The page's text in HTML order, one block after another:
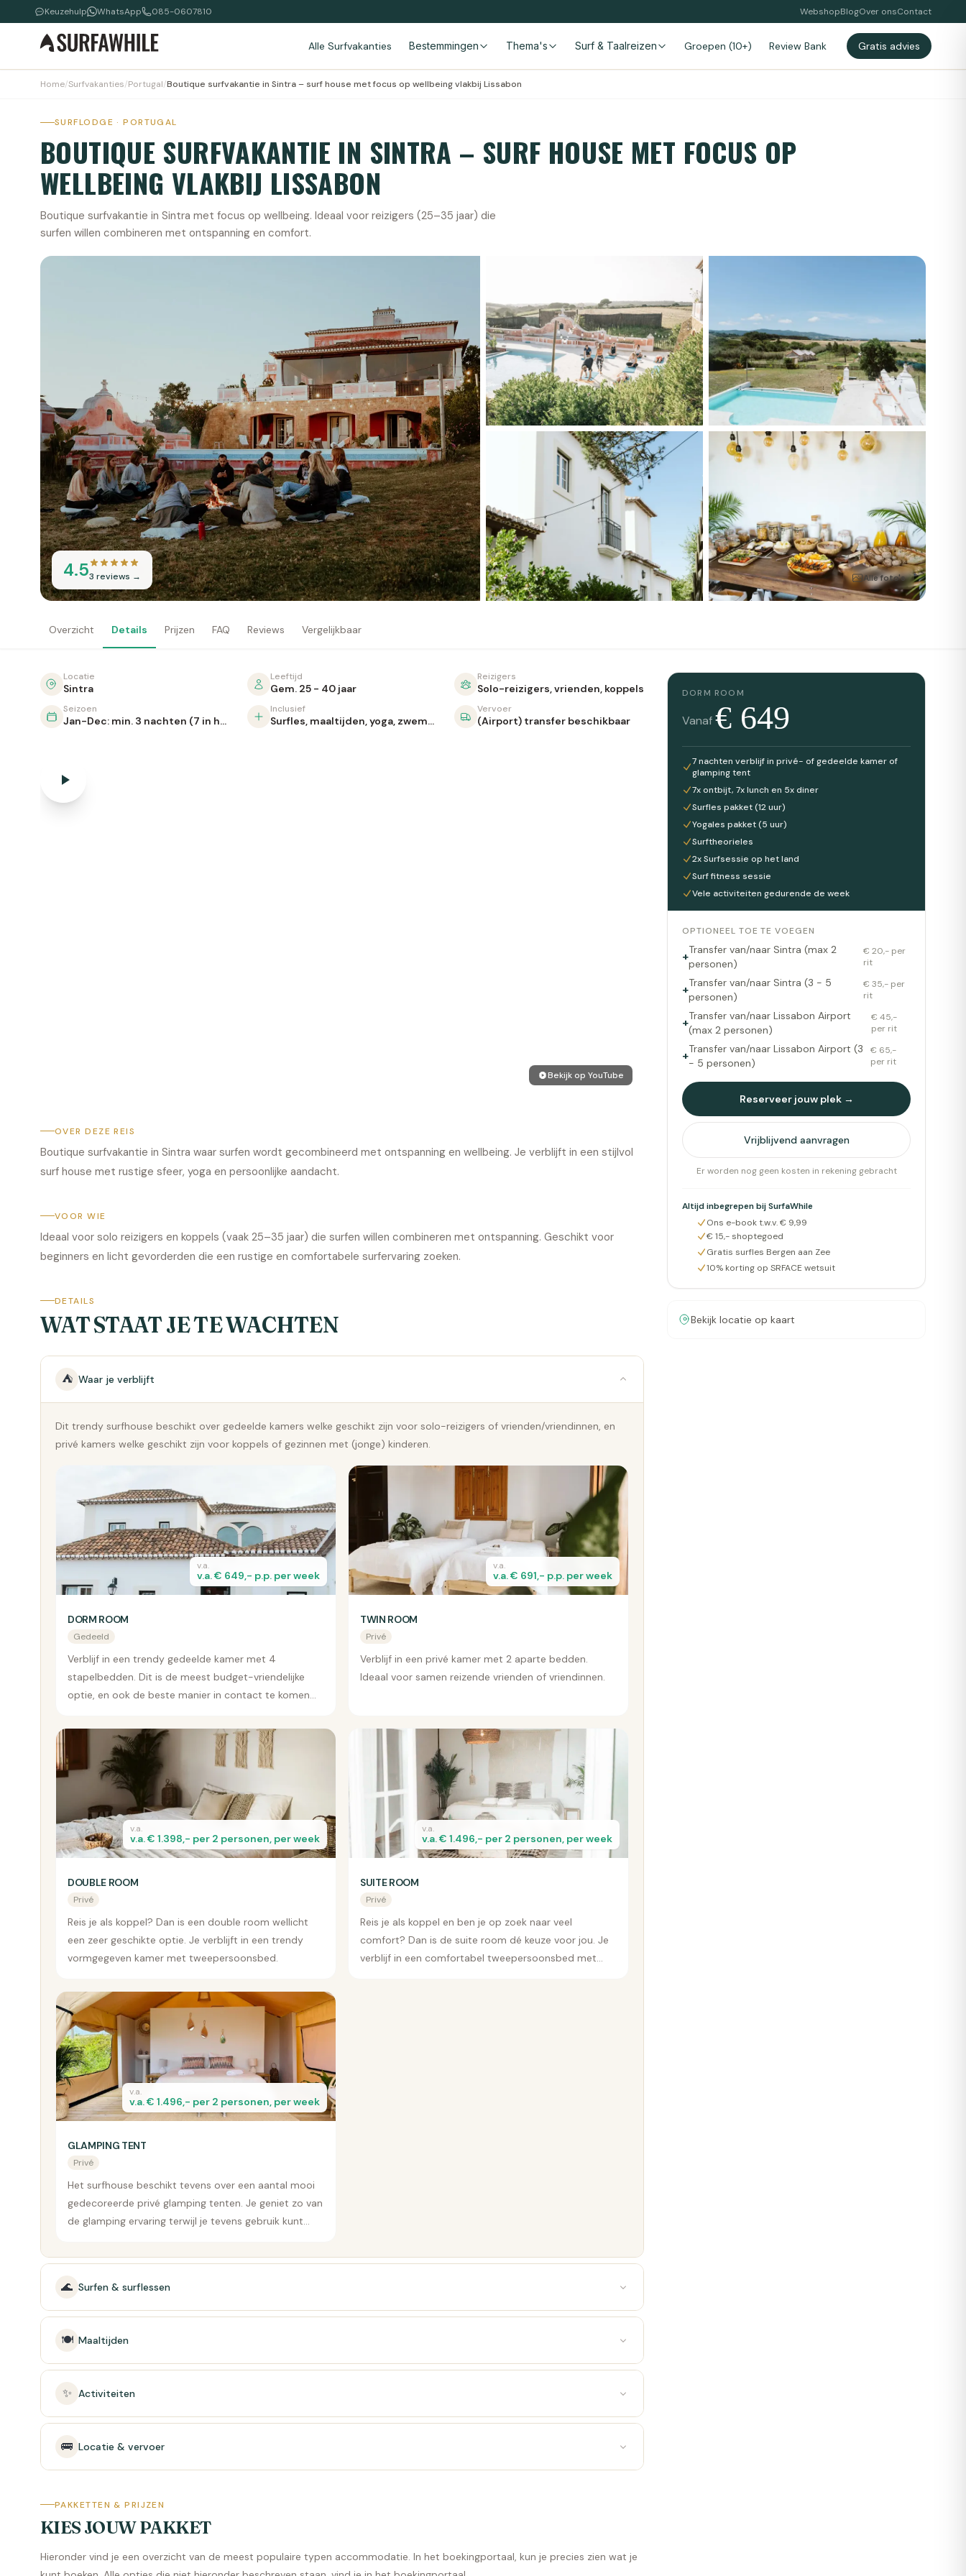
Keuzehulp WhatsApp 085-0607810 WebshopBlogOver onsContact
Alle Surfvakanties Bestemmingen Thema's Surf & Taalreizen Groepen (10+) Review Bank Gratis advies
Home/Surfvakanties/Portugal/Boutique surfvakantie in Sintra – surf house met focus op wellbeing vlakbij Lissabon
SURFLODGE · PORTUGAL
BOUTIQUE SURFVAKANTIE IN SINTRA – SURF HOUSE MET FOCUS OP
WELLBEING VLAKBIJ LISSABON
Boutique surfvakantie in Sintra met focus op wellbeing. Ideaal voor reizigers (25–35 jaar) die
surfen willen combineren met ontspanning en comfort.
4.53 reviews → Alle foto's
Overzicht Details Prijzen FAQ Reviews Vergelijkbaar
Locatie
Sintra
Leeftijd
Gem. 25 - 40 jaar
Reizigers
Solo-reizigers, vrienden, koppels
Seizoen
Jan-Dec: min. 3 nachten (7 in hoogseizoen)
Inclusief
Surfles, maaltijden, yoga, zwembad
Vervoer
(Airport) transfer beschikbaar
Bekijk op YouTube
OVER DEZE REIS
Boutique surfvakantie in Sintra waar surfen wordt gecombineerd met ontspanning en wellbeing. Je verblijft in een stijlvol
surf house met rustige sfeer, yoga en persoonlijke aandacht.
VOOR WIE
Ideaal voor solo reizigers en koppels (vaak 25–35 jaar) die surfen willen combineren met ontspanning. Geschikt voor
beginners en licht gevorderden die een rustige en comfortabele surfervaring zoeken.
DETAILS
WAT STAAT JE TE WACHTEN
⛺ Waar je verblijft
Dit trendy surfhouse beschikt over gedeelde kamers welke geschikt zijn voor solo-reizigers of vrienden/vriendinnen, en
privé kamers welke geschikt zijn voor koppels of gezinnen met (jonge) kinderen.
v.a.
v.a. € 649,- p.p. per week
DORM ROOM
Gedeeld
Verblijf in een trendy gedeelde kamer met 4
stapelbedden. Dit is de meest budget-vriendelijke
optie, en ook de beste manier in contact te komen
v.a.
v.a. € 691,- p.p. per week
TWIN ROOM
Privé
Verblijf in een privé kamer met 2 aparte bedden.
Ideaal voor samen reizende vrienden of vriendinnen.
v.a.
v.a. € 1.398,- per 2 personen, per week
DOUBLE ROOM
Privé
Reis je als koppel? Dan is een double room wellicht
een zeer geschikte optie. Je verblijft in een trendy
vormgegeven kamer met tweepersoonsbed.
v.a.
v.a. € 1.496,- per 2 personen, per week
SUITE ROOM
Privé
Reis je als koppel en ben je op zoek naar veel
comfort? Dan is de suite room dé keuze voor jou. Je
verblijf in een comfortabel tweepersoonsbed met
v.a.
v.a. € 1.496,- per 2 personen, per week
GLAMPING TENT
Privé
Het surfhouse beschikt tevens over een aantal mooi
gedecoreerde privé glamping tenten. Je geniet zo van
de glamping ervaring terwijl je tevens gebruik kunt
🌊 Surfen & surflessen
🍽️ Maaltijden
✨ Activiteiten
🚌 Locatie & vervoer
PAKKETTEN & PRIJZEN
KIES JOUW PAKKET
Hieronder vind je een overzicht van de meest populaire typen accommodatie. In het boekingportaal , kun je precies zien wat je
DORM ROOM
Vanaf€ 649
7 nachten verblijf in privé- of gedeelde kamer of
glamping tent
7x ontbijt, 7x lunch en 5x diner
Surfles pakket (12 uur)
Yogales pakket (5 uur)
Surftheorieles
2x Surfsessie op het land
Surf fitness sessie
Vele activiteiten gedurende de week
OPTIONEEL TOE TE VOEGEN
+Transfer van/naar Sintra (max 2
personen)
€ 20,- per
rit
+Transfer van/naar Sintra (3 - 5
personen)
€ 35,- per
rit
+Transfer van/naar Lissabon Airport
(max 2 personen)
€ 45,-
per rit
+Transfer van/naar Lissabon Airport (3
- 5 personen)
€ 65,-
per rit
Reserveer jouw plek →
Vrijblijvend aanvragen
Er worden nog geen kosten in rekening gebracht
Altijd inbegrepen bij SurfaWhile
Ons e-book t.w.v. € 9,99
€ 15,- shoptegoed
Gratis surfles Bergen aan Zee
10% korting op SRFACE wetsuit
Bekijk locatie op kaart